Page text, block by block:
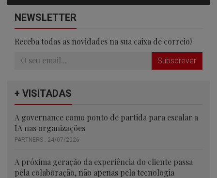
NEWSLETTER
Receba todas as novidades na sua caixa de correio!
Subscrever
+ VISITADAS
A governance como ponto de partida para escalar a
IA nas organizações
PARTNERS . 24/07/2026
A próxima geração da experiência do cliente passa
pela colaboração, não apenas pela tecnologia